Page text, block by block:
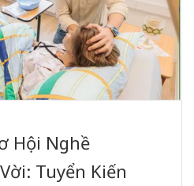
Hội Nghề
Tuyển Kiến